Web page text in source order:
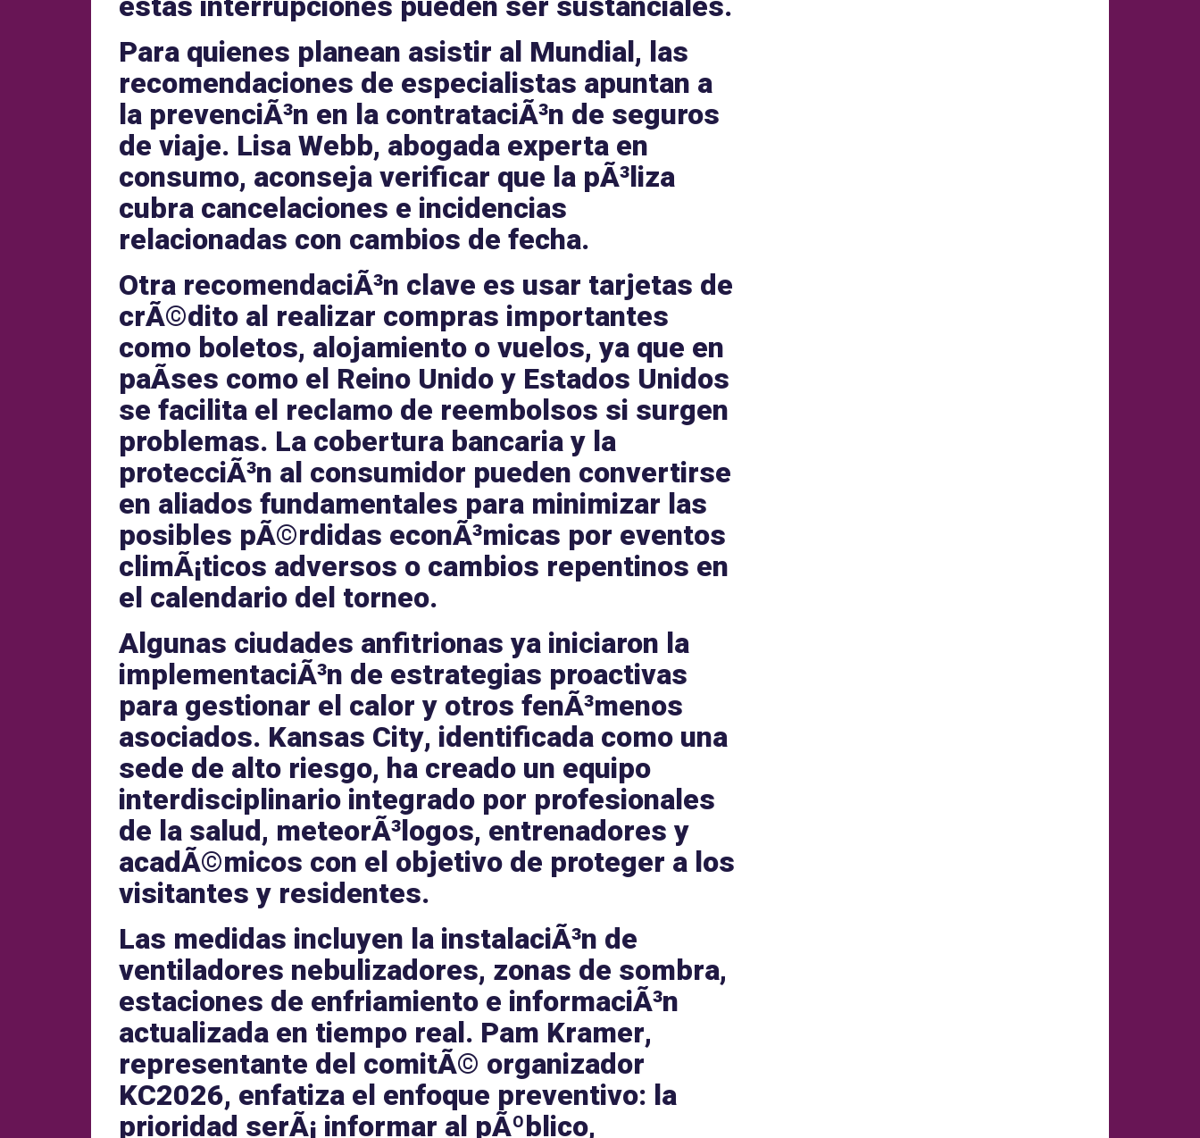
Para quienes planean asistir al Mundial, las
recomendaciones de especialistas apuntan a
la prevenciÃ³n en la contrataciÃ³n de seguros
de viaje. Lisa Webb, abogada experta en
consumo, aconseja verificar que la pÃ³liza
cubra cancelaciones e incidencias
relacionadas con cambios de fecha.
Otra recomendaciÃ³n clave es usar tarjetas de
crÃ©dito al realizar compras importantes
como boletos, alojamiento o vuelos, ya que en
paÃ­ses como el Reino Unido y Estados Unidos
se facilita el reclamo de reembolsos si surgen
problemas. La cobertura bancaria y la
protecciÃ³n al consumidor pueden convertirse
en aliados fundamentales para minimizar las
posibles pÃ©rdidas econÃ³micas por eventos
climÃ¡ticos adversos o cambios repentinos en
el calendario del torneo.
Algunas ciudades anfitrionas ya iniciaron la
implementaciÃ³n de estrategias proactivas
para gestionar el calor y otros fenÃ³menos
asociados. Kansas City, identificada como una
sede de alto riesgo, ha creado un equipo
interdisciplinario integrado por profesionales
de la salud, meteorÃ³logos, entrenadores y
acadÃ©micos con el objetivo de proteger a los
visitantes y residentes.
Las medidas incluyen la instalaciÃ³n de
ventiladores nebulizadores, zonas de sombra,
estaciones de enfriamiento e informaciÃ³n
actualizada en tiempo real. Pam Kramer,
representante del comitÃ© organizador
KC2026, enfatiza el enfoque preventivo: la
prioridad serÃ¡ informar al pÃºblico,